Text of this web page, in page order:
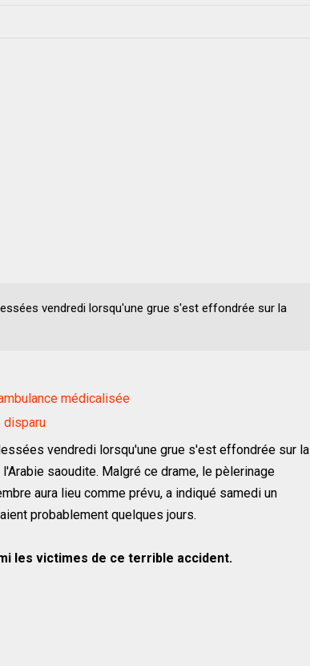
vendredi lorsqu'une grue s'est effondrée sur la
médicalisée
disparu
vendredi lorsqu'une grue s'est effondrée sur la
saoudite. Malgré ce drame, le pèlerinage
aura lieu comme prévu, a indiqué samedi un
probablement quelques jours.
les victimes de ce terrible accident.